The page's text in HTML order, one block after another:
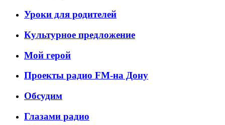
Уроки для родителей
Культурное предложение
Мой герой
Проекты радио FM-на Дону
Обсудим
Глазами радио